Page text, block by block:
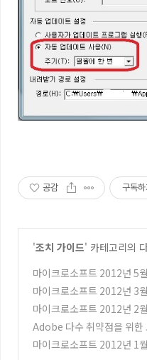
공감 구독하
'조치 가이드' 카테고리의
마이크로소프트 2012년 5
마이크로소프트 2012년 3
마이크로소프트 2012년 2
Adobe 다수 취약점을 위한
마이크로소프트 2012년 1